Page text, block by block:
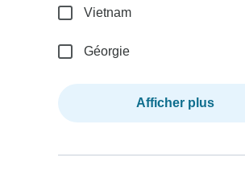
Vietnam
Géorgie
Afficher plus